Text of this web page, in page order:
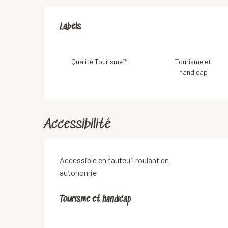
Offres de
Labels
Labels
Qualité Tourisme™
Tourisme et
handicap
Accessibilité
Accessible en fauteuil roulant en
autonomie
Tourisme et handicap
Tourisme et handicap